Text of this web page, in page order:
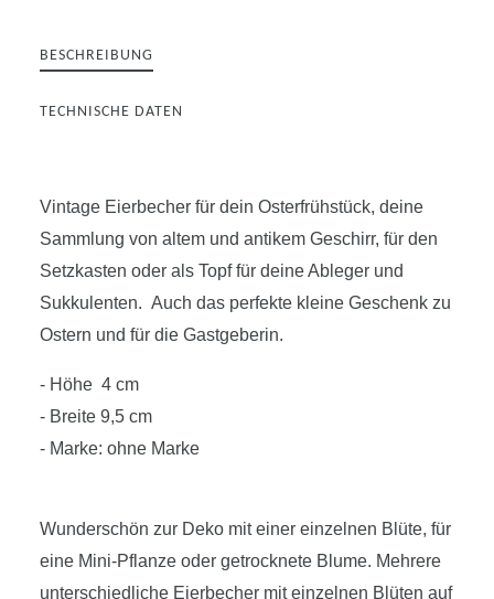
BESCHREIBUNG
TECHNISCHE DATEN
Vintage Eierbecher für dein Osterfrühstück, deine
Sammlung von altem und antikem Geschirr, für den
Setzkasten oder als Topf für deine Ableger und
Sukkulenten. Auch das perfekte kleine Geschenk zu
Ostern und für die Gastgeberin.
- Höhe 4 cm
- Breite 9,5 cm
- Marke: ohne Marke
Wunderschön zur Deko mit einer einzelnen Blüte, für
eine Mini-Pflanze oder getrocknete Blume. Mehrere
unterschiedliche Eierbecher mit einzelnen Blüten auf